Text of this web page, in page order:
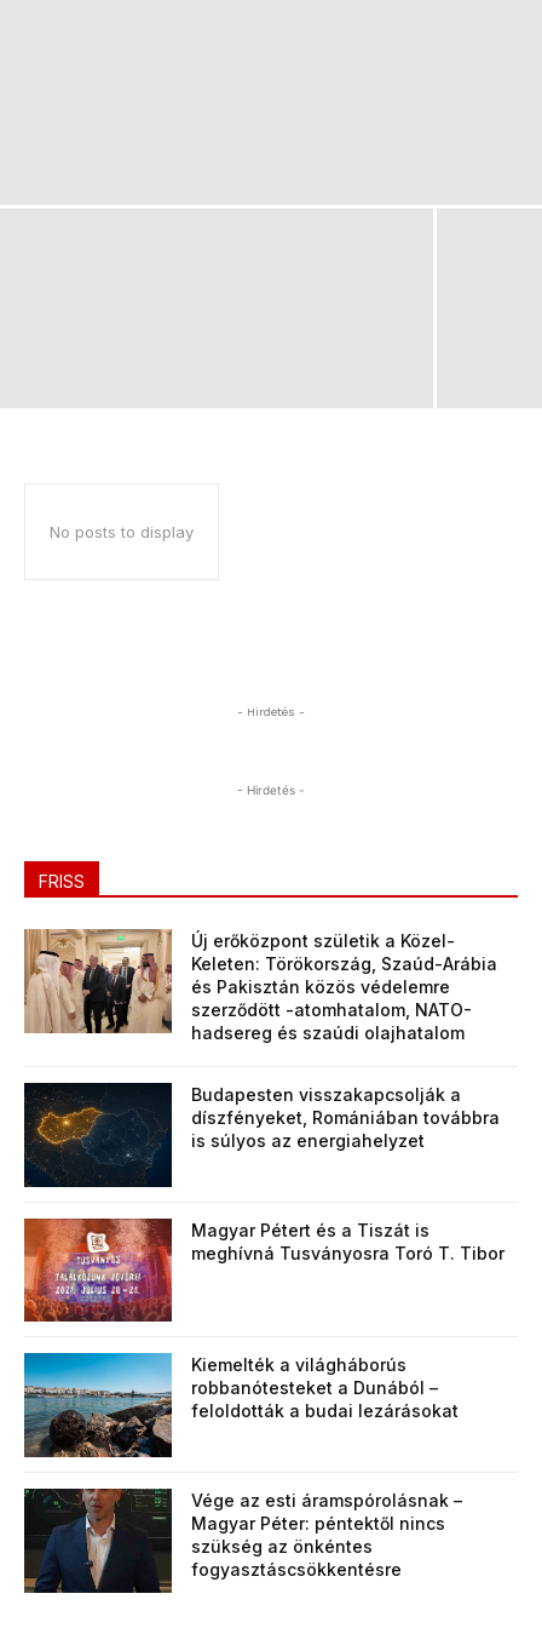
No posts to display
- Hirdetés -
- Hirdetés -
FRISS
Új erőközpont születik a Közel-
Keleten: Törökország, Szaúd-Arábia
és Pakisztán közös védelemre
szerződött -atomhatalom, NATO-
hadsereg és szaúdi olajhatalom
Budapesten visszakapcsolják a
díszfényeket, Romániában továbbra
is súlyos az energiahelyzet
Magyar Pétert és a Tiszát is
meghívná Tusványosra Toró T. Tibor
Kiemelték a világháborús
robbanótesteket a Dunából –
feloldották a budai lezárásokat
Vége az esti áramspórolásnak –
Magyar Péter: péntektől nincs
szükség az önkéntes
fogyasztáscsökkentésre